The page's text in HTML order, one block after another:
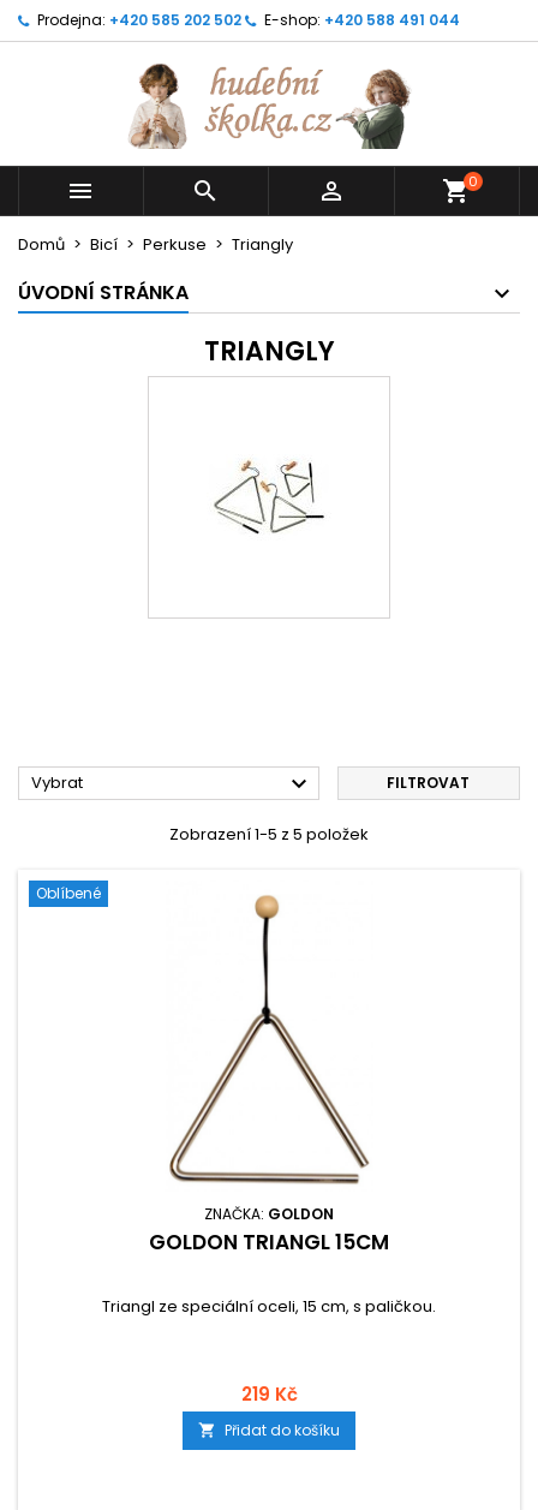
Prodejna: +420 585 202 502 E-shop: +420 588 491 044
   shopping_cart0
Domů Bicí Perkuse Triangly
ÚVODNÍ STRÁNKA
TRIANGLY
Vybrat  FILTROVAT
Zobrazení 1-5 z 5 položek
Oblíbené
ZNAČKA: GOLDON
GOLDON TRIANGL 15CM
Triangl ze speciální oceli, 15 cm, s paličkou.
219 Kč
 Přidat do košíku